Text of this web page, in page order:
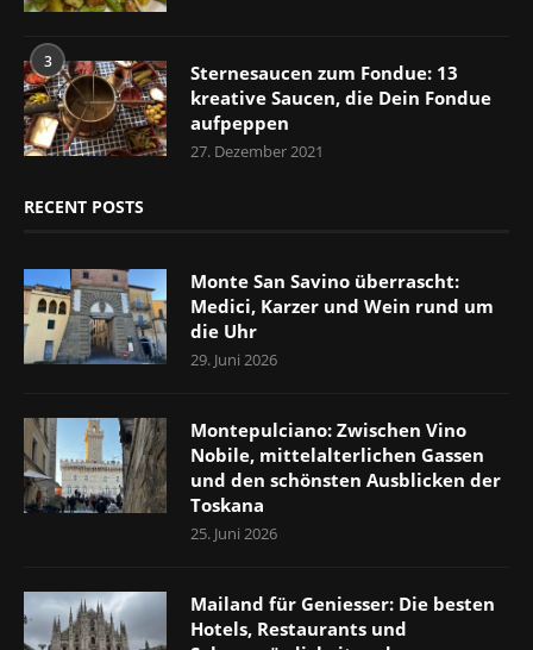
3
Sternesaucen zum Fondue: 13
kreative Saucen, die Dein Fondue
aufpeppen
27. Dezember 2021
RECENT POSTS
Monte San Savino überrascht:
Medici, Karzer und Wein rund um
die Uhr
29. Juni 2026
Montepulciano: Zwischen Vino
Nobile, mittelalterlichen Gassen
und den schönsten Ausblicken der
Toskana
25. Juni 2026
Mailand für Geniesser: Die besten
Hotels, Restaurants und